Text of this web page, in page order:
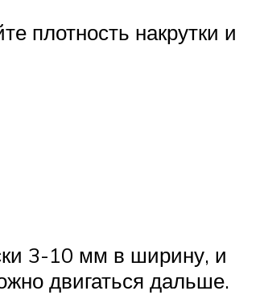
плотность накрутки и
3-10 мм в ширину, и
двигаться дальше.